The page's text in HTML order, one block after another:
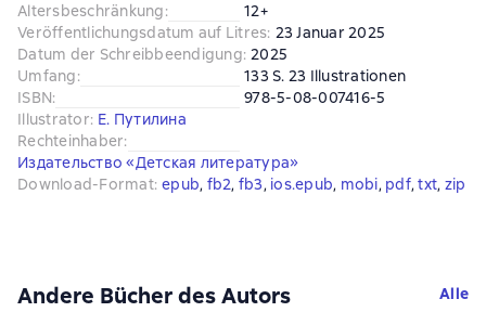
Altersbeschränkung:
12+
Veröffentlichungsdatum auf Litres: 23 Januar 2025
Datum der Schreibbeendigung: 2025
Umfang:
133 S. 23 Illustrationen
ISBN:
978-5-08-007416-5
Illustrator: Е. Путилина
Rechteinhaber:
Издательство «Детская литература»
Download-Format: epub, fb2, fb3, ios.epub, mobi, pdf, txt, zip
Andere Bücher des Autors Alle